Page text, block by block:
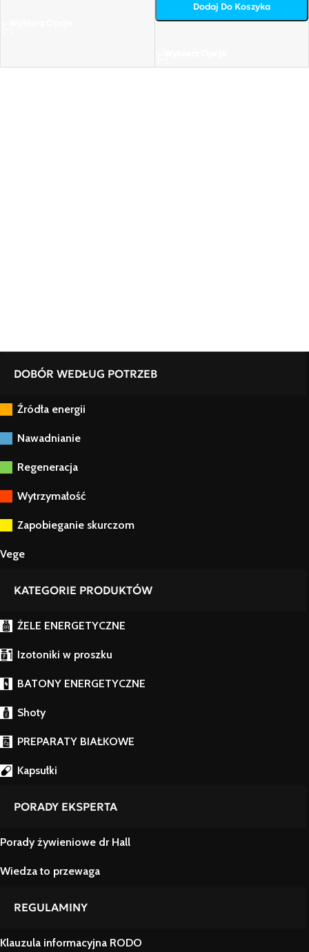
Dodaj Do Koszyka
DOBÓR WEDŁUG POTRZEB
Źródła energii
Nawadnianie
Regeneracja
Wytrzymałość
Zapobieganie skurczom
Vege
KATEGORIE PRODUKTÓW
ŻELE ENERGETYCZNE
Izotoniki w proszku
BATONY ENERGETYCZNE
Shoty
PREPARATY BIAŁKOWE
Kapsułki
PORADY EKSPERTA
Porady żywieniowe dr Hall
Wiedza to przewaga
REGULAMINY
Klauzula informacyjna RODO